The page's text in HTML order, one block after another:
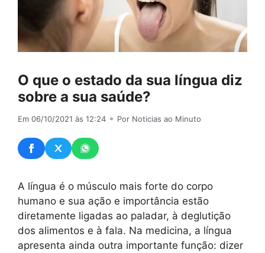
O que o estado da sua língua diz
sobre a sua saúde?
Em 06/10/2021 às 12:24 ⚬ Por Noticias ao Minuto
A língua é o músculo mais forte do corpo
humano e sua ação e importância estão
diretamente ligadas ao paladar, à deglutição
dos alimentos e à fala. Na medicina, a língua
apresenta ainda outra importante função: dizer